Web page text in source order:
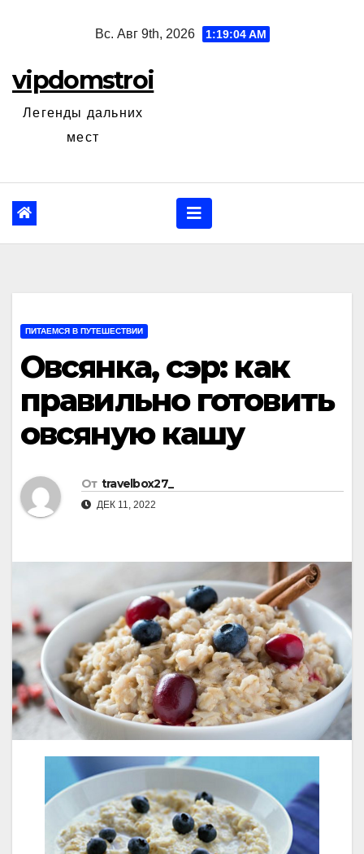
Вс. Авг 9th, 2026 1:19:05 AM
vipdomstroi
Легенды дальних
мест
ПИТАЕМСЯ В ПУТЕШЕСТВИИ
Овсянка, сэр: как
правильно готовить
овсяную кашу
От travelbox27_
ДЕК 11, 2022